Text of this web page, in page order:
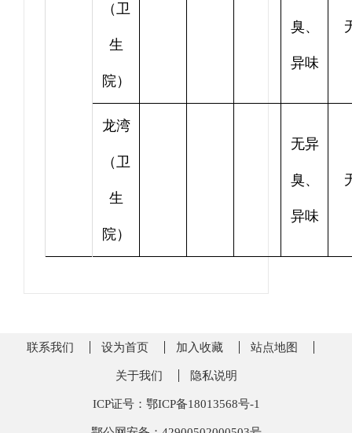
（卫
生
院）
臭、
异味
龙湾
（卫
生
院）
无异
臭、
异味
联系我们 设为首页 加入收藏 站点地图
关于我们 隐私说明
ICP证号：鄂ICP备18013568号-1